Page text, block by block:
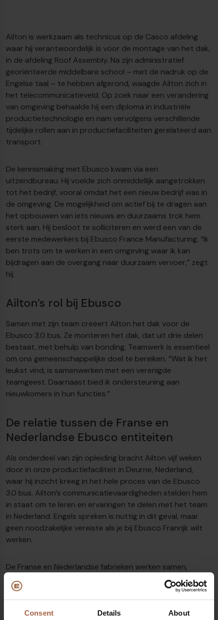
Consent Details About
Ailton is werkzaam als technicus op de Casco afdeling
waar hij verantwoordelijk is voor de montage van het dak,
in de afdeling Roof Assembly. Na zijn administratief
georiënteerde middelbare school – met de nadruk op de
Engelse taal – te hebben afgerond, waagde Ailton zich in
het telecommunicatieveld. Op zoek naar een verandering
van omgeving behaalde hij een diploma in industriële
productietechnologie en nam vervolgens verschillende
tijdelijke rollen aan in productiefaciliteiten gerelateerd aan
transport.
De kennismaking met Ebusco kwam via een
uitzendbureau. Hij voelde zich onmiddellijk aangetrokken
tot het bedrijf, vooral omdat het een nieuw bedrijf was in
de omgeving. De mogelijkheid om actief bij te dragen aan
het opbouwen van iets nieuws en duurzaams trok hem
sterk aan. Hij besloot te solliciteren en werd een van de
eerste medewerkers bij Ebusco France Manufacturing. “Ik
ben trots om te werken in een omgeving waar ik kan
bijdragen aan de overgang naar duurzaam vervoer,” zegt
hij.
Ailton’s rol bij Ebusco
Samen met zijn team creëert Ailton het dak voor de
Ebusco 3.0 bus. Ze monteren het dak, dat uit drie delen
bestaat, met behulp van bonding. Teamwerk is essentieel
om ons gemeenschappelijke doel te bereiken. “Wat ik het
leukst vind, is samenwerken met een verenigde
teamgeest. Daarnaast bied ik ondersteuning aan
nieuwkomers in hun functies.”
De relatie tussen de Franse en
Nederlandse Ebusco entiteiten
Als onderdeel van zijn opleiding bracht Ailton vijf weken
door in onze productiefaciliteit in Deurne, Nederland,
waar hij inzicht kreeg in het hele proces van de Ebusco
3.0 bus. Ailton’s communicatievaardigheden stelden hem
in staat om te leren en ervaringen te delen met het team
in Nederland. Engels spreken is nuttig in dit geval, maar
geen noodzakelijke vereiste als je bij Ebusco Franrijk wilt
werken.
De Franse en Nederlandse fabrieken werken samen,
wisselen inzichten uit over processen en benutten hun
respectievelijke culturele krachten. “We bundelen onze
krachten om het beste van beide werelden samen te
brengen, bijdragend aan het succes van Ebusco.”